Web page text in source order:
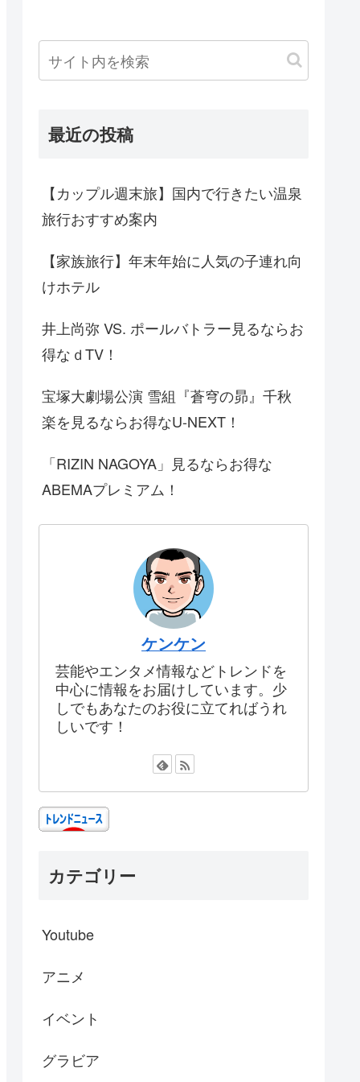
最近の投稿
【カップル週末旅】国内で行きたい温泉
旅行おすすめ案内
【家族旅行】年末年始に人気の子連れ向
けホテル
井上尚弥 VS. ポールバトラー見るならお
得なｄTV！
宝塚大劇場公演 雪組『蒼穹の昴』千秋
楽を見るならお得なU-NEXT！
「RIZIN NAGOYA」見るならお得な
ABEMAプレミアム！
ケンケン
芸能やエンタメ情報などトレンドを
中心に情報をお届けしています。少
しでもあなたのお役に立てればうれ
しいです！
カテゴリー
Youtube
アニメ
イベント
グラビア